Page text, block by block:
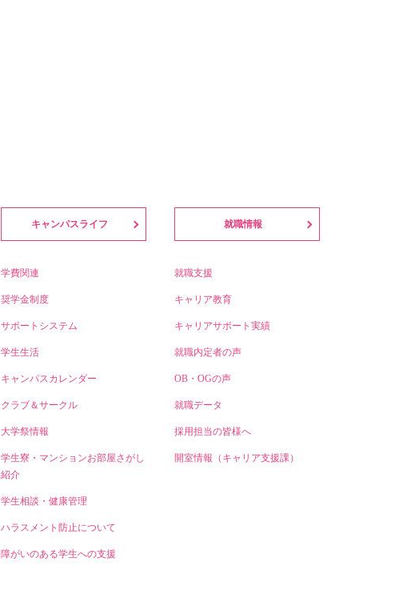
キャンパスライフ
学費関連
奨学金制度
サポートシステム
学生生活
キャンパスカレンダー
クラブ＆サークル
大学祭情報
学生寮・マンションお部屋さがし
紹介
学生相談・健康管理
ハラスメント防止について
障がいのある学生への支援
就職情報
就職支援
キャリア教育
キャリアサポート実績
就職内定者の声
OB・OGの声
就職データ
採用担当の皆様へ
開室情報（キャリア支援課）